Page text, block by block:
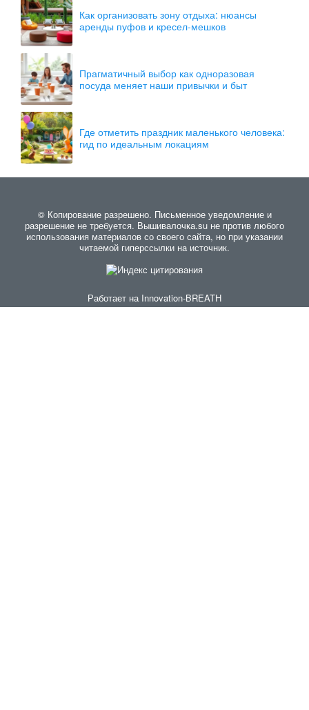
Как организовать зону отдыха: нюансы
аренды пуфов и кресел-мешков
Прагматичный выбор как одноразовая
посуда меняет наши привычки и быт
Где отметить праздник маленького человека:
гид по идеальным локациям
© Копирование разрешено. Письменное уведомление и
разрешение не требуется. Вышивалочка.su не против любого
использования материалов со своего сайта, но при указании
читаемой гиперссылки на источник.
Работает на Innovation-BREATH